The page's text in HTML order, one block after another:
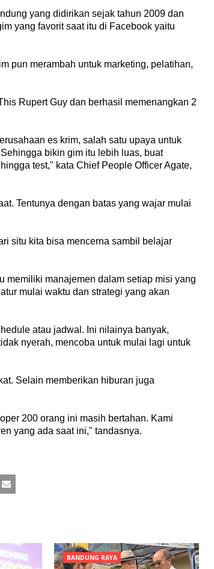
yang didirikan sejak tahun 2009 dan
yang favorit saat itu di Facebook yaitu
pun merambah untuk marketing, pelatihan,
Rupert Guy dan berhasil memenangkan 2
es krim, salah satu upaya untuk
bikin gim itu lebih luas, buat
test," kata Chief People Officer Agate,
Tentunya dengan batas yang wajar mulai
situ kita bisa mencerna sambil belajar
memiliki manajemen dalam setiap misi yang
mulai waktu dan strategi yang akan
atau jadwal. Ini nilainya banyak,
nyerah, mencoba untuk mulai lagi untuk
Selain memberikan hiburan juga
200 orang ini masih bertahan. Kami
yang ada saat ini," tandasnya.
BANDUNG RAYA